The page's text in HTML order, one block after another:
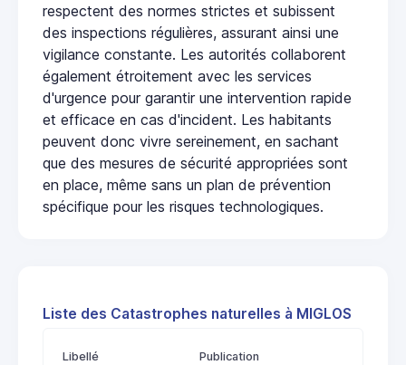
respectent des normes strictes et subissent
des inspections régulières, assurant ainsi une
vigilance constante. Les autorités collaborent
également étroitement avec les services
d'urgence pour garantir une intervention rapide
et efficace en cas d'incident. Les habitants
peuvent donc vivre sereinement, en sachant
que des mesures de sécurité appropriées sont
en place, même sans un plan de prévention
spécifique pour les risques technologiques.
Liste des Catastrophes naturelles à MIGLOS
Libellé Publication